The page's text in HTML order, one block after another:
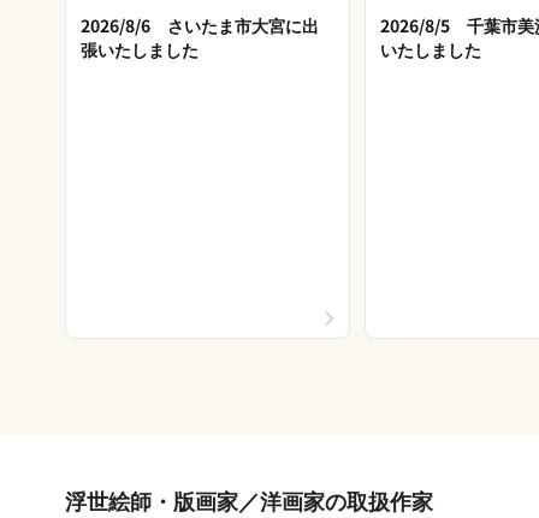
2026/8/6 さいたま市大宮に出
張いたしました
2026/8/5 千葉市美
いたしました
浮世絵師・版画家／洋画家の取扱作家